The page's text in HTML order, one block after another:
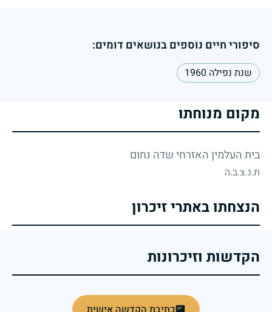
סיפורי חיים נוספים בנושאים דומים:
שנת נפילה 1960
מקום מנוחתו
בית העלמין האזרחי שדה נחום
ת.נ.צ.ב.ה
הנצחתו באתרי זיכרון
הקדשות וזיכרונות